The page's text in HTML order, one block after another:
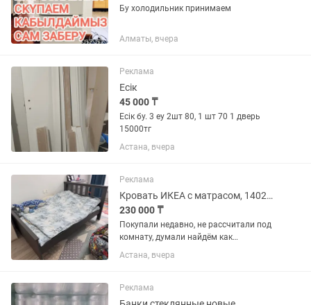
Бу холодильник принимаем
Алматы, вчера
Реклама
Есік
45 000 ₸
Есік бу. 3 еу 2шт 80, 1 шт 70 1 дверь
15000тг
Астана, вчера
Реклама
Кровать ИКЕА с матрасом, 140200, б/у, почти новая, самовывоз
230 000 ₸
Покупали недавно, не рассчитали под
комнату, думали найдём как
расположить, но не выходит, занимает
слишком много места. Комплект -
слова: IKEA, ИКЕА, кровать IKEA,...
Астана, вчера
Реклама